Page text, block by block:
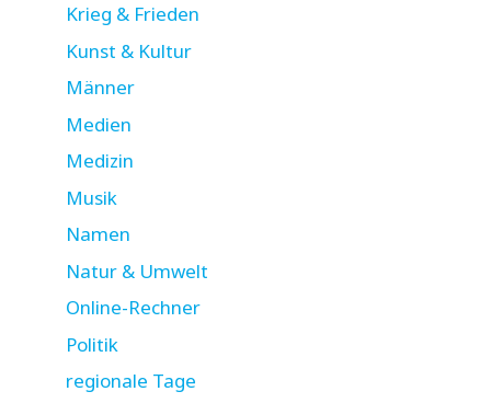
Krieg & Frieden
Kunst & Kultur
Männer
Medien
Medizin
Musik
Namen
Natur & Umwelt
Online-Rechner
Politik
regionale Tage